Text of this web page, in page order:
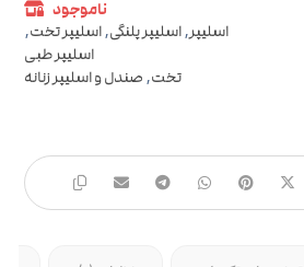
ناموجود
اسلیپر,اسلیپر پلنگی,اسلیپر تخت,
اسلیپر طبی
تخت, صندل و اسلیپر زنانه